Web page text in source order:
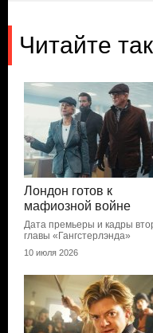
Читайте
Лондон готов к
мафиозной войне
Дата премьеры и кадры
главы «Гангстерлэнда»
10 июля 2026